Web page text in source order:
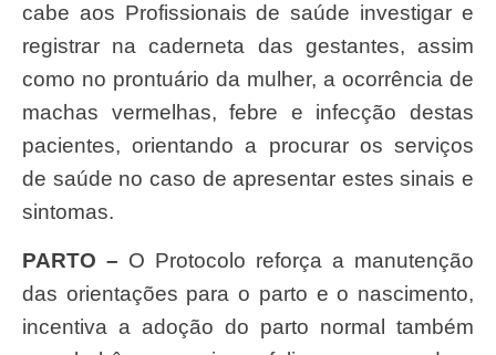
cabe aos Profissionais de saúde investigar e
registrar na caderneta das gestantes, assim
como no prontuário da mulher, a ocorrência de
machas vermelhas, febre e infecção destas
pacientes, orientando a procurar os serviços
de saúde no caso de apresentar estes sinais e
sintomas.
PARTO – O Protocolo reforça a manutenção
das orientações para o parto e o nascimento,
incentiva a adoção do parto normal também